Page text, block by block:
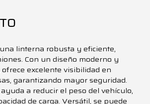
linterna robusta y eficiente,
Con un diseño moderno y
excelente visibilidad en
garantizando mayor seguridad.
a reducir el peso del vehículo,
de carga. Versátil, se puede